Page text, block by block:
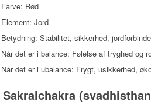
Farve: Rød
Element: Jord
Betydning: Stabilitet, sikkerhed,
Når det er i balance: Følelse af tryghed og
Når det er i ubalance: Frygt, usikkerhed,
Sakralchakra